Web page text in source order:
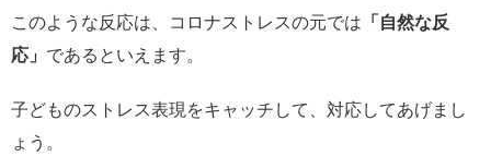
このような反応は、コロナストレスの元では 「自然な反
応」 であるといえます。
子どものストレス表現をキャッチして、対応してあげまし
ょう。